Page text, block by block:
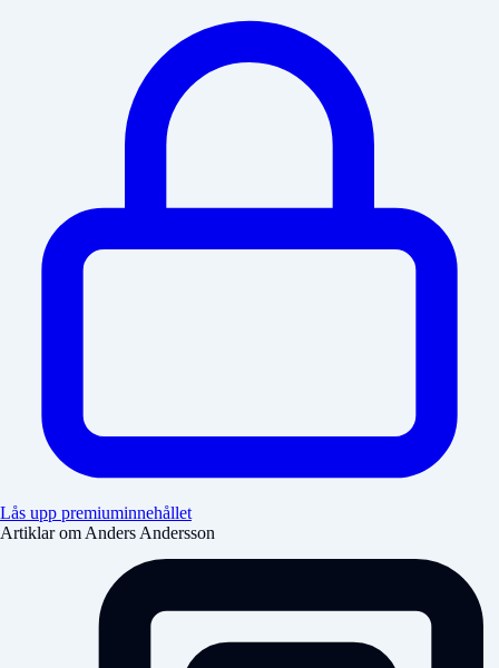
Lås upp premiuminnehållet
Artiklar om Anders Andersson